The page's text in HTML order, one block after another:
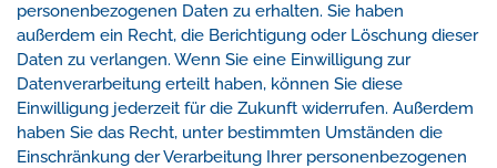
personenbezogenen Daten zu erhalten. Sie haben
außerdem ein Recht, die Berichtigung oder Löschung dieser
Daten zu verlangen. Wenn Sie eine Einwilligung zur
Datenverarbeitung erteilt haben, können Sie diese
Einwilligung jederzeit für die Zukunft widerrufen. Außerdem
haben Sie das Recht, unter bestimmten Umständen die
Einschränkung der Verarbeitung Ihrer personenbezogenen